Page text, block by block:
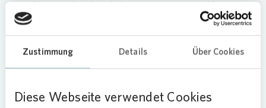
Zustimmung Details Über Cookies
Diese Webseite verwendet Cookies
kleiner – die relativ hohen Mietpreise in Frankfurt
erschweren die Suche zusätzlich. Wer Glück hat
und eine passende Wohnung findet, fühlt sich mit
Kind und Kegel in diesen Frankfurter Stadtteilen
Stadtteil sind kinderfreundliche